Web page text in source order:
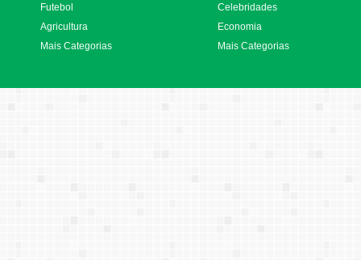
Futebol
Agricultura
Mais Categorias
Celebridades
Economia
Mais Categorias